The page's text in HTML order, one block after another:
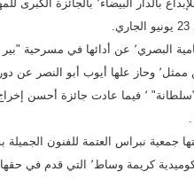
منحتها لجنة التحكيم لياسين برعيش عن مسرحية
الأخير من هذه التظاهرة٬ التي نظمتها جمعية نبراس
الخامس ووكالة الإنعاش